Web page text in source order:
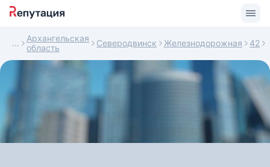
Архангельская
область
Северодвинск Железнодорожная 42